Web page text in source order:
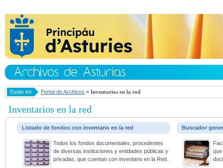
Estás en Portal de Archivos » Inventarios en la red
Inventarios en la red
Listado de fondos con inventario en la red
Todos los fondos documentales, procedentes
de diversas instituciones y entidades públicas y
privadas, que cuentan con inventario en la Red.
Buscador